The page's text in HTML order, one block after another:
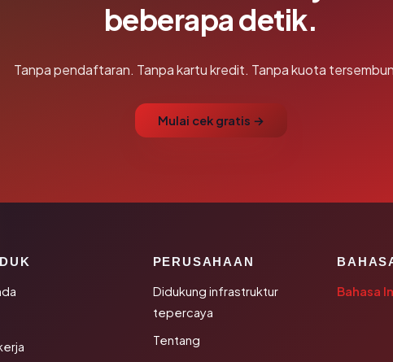
beberapa detik.
Tanpa pendaftaran. Tanpa kartu kredit. Tanpa kuota
Mulai cek gratis →
PERUSAHAAN
Didukung infrastruktur
tepercaya
Tentang
Bahasa